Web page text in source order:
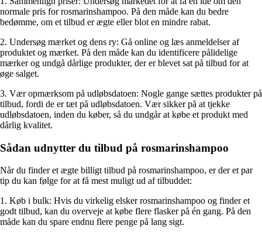
normale pris for rosmarinshampoo. På den måde kan du bedre
bedømme, om et tilbud er ægte eller blot en mindre rabat.
2. Undersøg mærket og dens ry: Gå online og læs anmeldelser af
produktet og mærket. På den måde kan du identificere pålidelige
mærker og undgå dårlige produkter, der er blevet sat på tilbud for at
øge salget.
3. Vær opmærksom på udløbsdatoen: Nogle gange sættes produkter på
tilbud, fordi de er tæt på udløbsdatoen. Vær sikker på at tjekke
udløbsdatoen, inden du køber, så du undgår at købe et produkt med
dårlig kvalitet.
Sådan udnytter du tilbud på rosmarinshampoo
Når du finder et ægte billigt tilbud på rosmarinshampoo, er der et par
tip du kan følge for at få mest muligt ud af tilbuddet:
1. Køb i bulk: Hvis du virkelig elsker rosmarinshampoo og finder et
godt tilbud, kan du overveje at købe flere flasker på én gang. På den
måde kan du spare endnu flere penge på lang sigt.